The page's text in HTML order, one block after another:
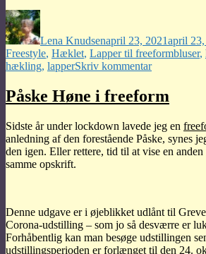
Forfatter
Lena Knudsenapril 23, 2021april 23,
Freestyle, Hæklet, Lapper til freeformTags
bluser,
hækling, lapperSkriv kommentartil
end
pift
af
pink.
Påske Høne i freeform
Sidste år under lockdown lavede jeg en
anledning af den forestående Påske, synes
den igen. Eller rettere, tid til at vise en
samme opskrift.
Denne udgave er i øjeblikket udlånt til
Corona-udstilling – som jo så desværre er
Forhåbentlig kan man besøge udstillingen
udstillingsperioden er forlænget til den 24.